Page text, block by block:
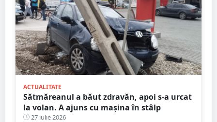
ACTUALITATE
Sătmăreanul a băut zdravăn, apoi s-a urcat
la volan. A ajuns cu mașina în stâlp
27 iulie 2026